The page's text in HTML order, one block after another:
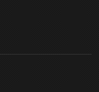
štatistík
obsahu